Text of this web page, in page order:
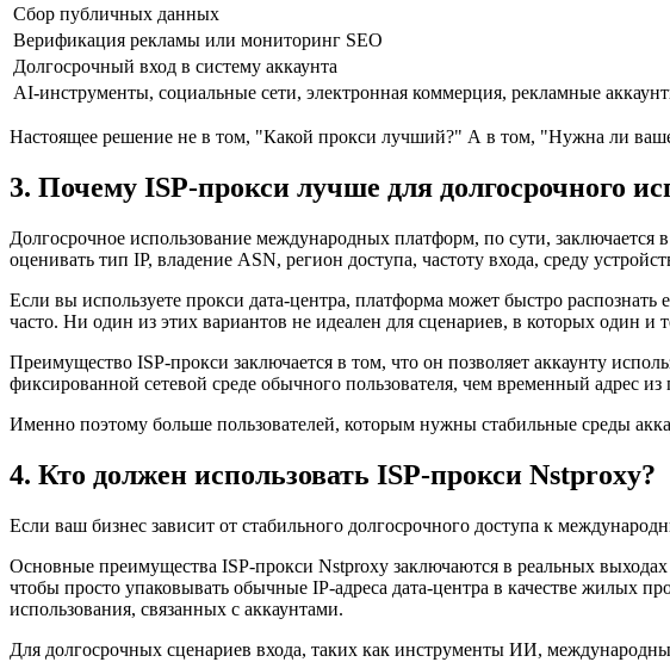
Сбор публичных данных
Верификация рекламы или мониторинг SEO
Долгосрочный вход в систему аккаунта
AI-инструменты, социальные сети, электронная коммерция, рекламные
Настоящее решение не в том, "Какой прокси лучший?" А в том, "Нужна ли
3. Почему ISP-прокси лучше для долгосрочного
Долгосрочное использование международных платформ, по сути,
оценивать тип IP, владение ASN, регион доступа, частоту входа, среду
Если вы используете прокси дата-центра, платформа может быстро
часто. Ни один из этих вариантов не идеален для сценариев, в которых один
Преимущество ISP-прокси заключается в том, что он позволяет аккаунту
фиксированной сетевой среде обычного пользователя, чем временный адрес из
Именно поэтому больше пользователей, которым нужны стабильные среды
4. Кто должен использовать ISP-прокси Nstproxy?
Если ваш бизнес зависит от стабильного долгосрочного доступа к
Основные преимущества ISP-прокси Nstproxy заключаются в реальных
чтобы просто упаковывать обычные IP-адреса дата-центра в качестве жилых
использования, связанных с аккаунтами.
Для долгосрочных сценариев входа, таких как инструменты ИИ,